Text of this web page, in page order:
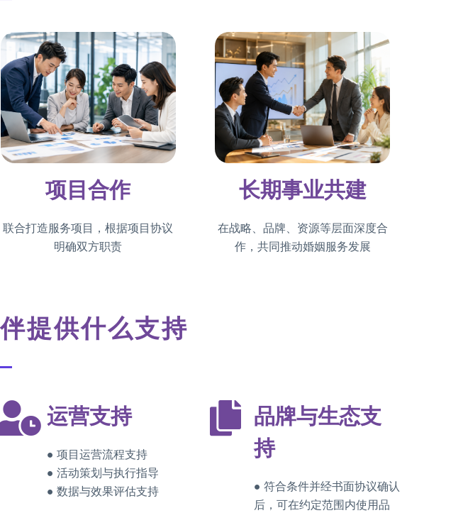
项目合作
联合打造服务项目，根据项目协议
明确双方职责
长期事业共建
在战略、品牌、资源等层面深度合
作，共同推动婚姻服务发展
提供什么支持
运营支持
● 项目运营流程支持
● 活动策划与执行指导
● 数据与效果评估支持
品牌与生态支
持
● 符合条件并经书面协议确认
后，可在约定范围内使用品